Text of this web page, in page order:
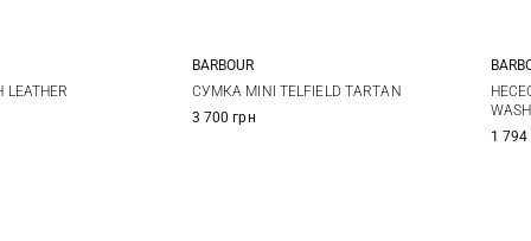
One Size One Size
BARBOUR
СУМКА MINI TELFIELD TARTAN
3 700 грн
1 794